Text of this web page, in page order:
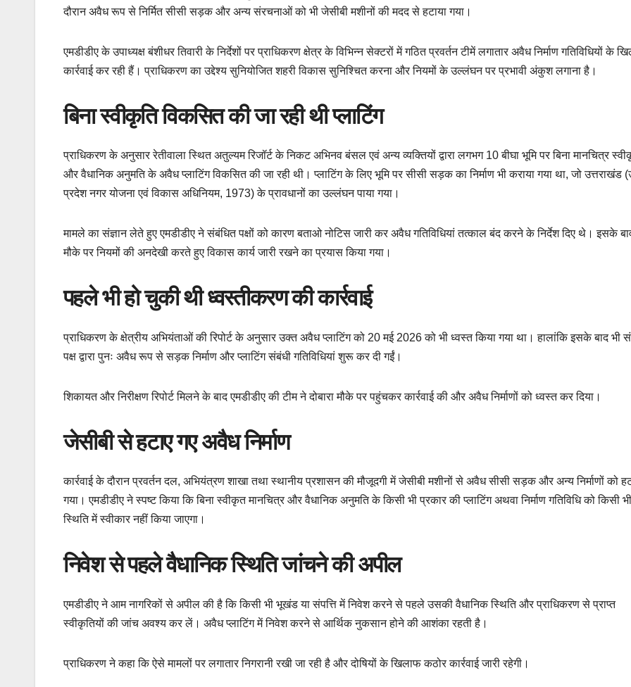
दौरान अवैध रूप से निर्मित सीसी सड़क और अन्य संरचनाओं को भी जेसीबी मशीनों की मदद से हटाया गया।
एमडीडीए के उपाध्यक्ष बंशीधर तिवारी के निर्देशों पर प्राधिकरण क्षेत्र के विभिन्न सेक्टरों में गठित प्रवर्तन टीमें लगातार अवैध निर्माण गतिविधियों के
कार्रवाई कर रही हैं। प्राधिकरण का उद्देश्य सुनियोजित शहरी विकास सुनिश्चित करना और नियमों के उल्लंघन पर प्रभावी अंकुश लगाना है।
बिना स्वीकृति विकसित की जा रही थी प्लाटिंग
प्राधिकरण के अनुसार रेतीवाला स्थित अतुल्यम रिजॉर्ट के निकट अभिनव बंसल एवं अन्य व्यक्तियों द्वारा लगभग 10 बीघा भूमि पर बिना मानचित्र
और वैधानिक अनुमति के अवैध प्लाटिंग विकसित की जा रही थी। प्लाटिंग के लिए भूमि पर सीसी सड़क का निर्माण भी कराया गया था, जो उत्तराखंड
प्रदेश नगर योजना एवं विकास अधिनियम, 1973) के प्रावधानों का उल्लंघन पाया गया।
मामले का संज्ञान लेते हुए एमडीडीए ने संबंधित पक्षों को कारण बताओ नोटिस जारी कर अवैध गतिविधियां तत्काल बंद करने के निर्देश दिए थे। इसके
मौके पर नियमों की अनदेखी करते हुए विकास कार्य जारी रखने का प्रयास किया गया।
पहले भी हो चुकी थी ध्वस्तीकरण की कार्रवाई
प्राधिकरण के क्षेत्रीय अभियंताओं की रिपोर्ट के अनुसार उक्त अवैध प्लाटिंग को 20 मई 2026 को भी ध्वस्त किया गया था। हालांकि इसके बाद भी
पक्ष द्वारा पुनः अवैध रूप से सड़क निर्माण और प्लाटिंग संबंधी गतिविधियां शुरू कर दी गईं।
शिकायत और निरीक्षण रिपोर्ट मिलने के बाद एमडीडीए की टीम ने दोबारा मौके पर पहुंचकर कार्रवाई की और अवैध निर्माणों को ध्वस्त कर दिया।
जेसीबी से हटाए गए अवैध निर्माण
कार्रवाई के दौरान प्रवर्तन दल, अभियंत्रण शाखा तथा स्थानीय प्रशासन की मौजूदगी में जेसीबी मशीनों से अवैध सीसी सड़क और अन्य निर्माणों को
गया। एमडीडीए ने स्पष्ट किया कि बिना स्वीकृत मानचित्र और वैधानिक अनुमति के किसी भी प्रकार की प्लाटिंग अथवा निर्माण गतिविधि को किसी भी
स्थिति में स्वीकार नहीं किया जाएगा।
निवेश से पहले वैधानिक स्थिति जांचने की अपील
एमडीडीए ने आम नागरिकों से अपील की है कि किसी भी भूखंड या संपत्ति में निवेश करने से पहले उसकी वैधानिक स्थिति और प्राधिकरण से प्राप्त
स्वीकृतियों की जांच अवश्य कर लें। अवैध प्लाटिंग में निवेश करने से आर्थिक नुकसान होने की आशंका रहती है।
प्राधिकरण ने कहा कि ऐसे मामलों पर लगातार निगरानी रखी जा रही है और दोषियों के खिलाफ कठोर कार्रवाई जारी रहेगी।